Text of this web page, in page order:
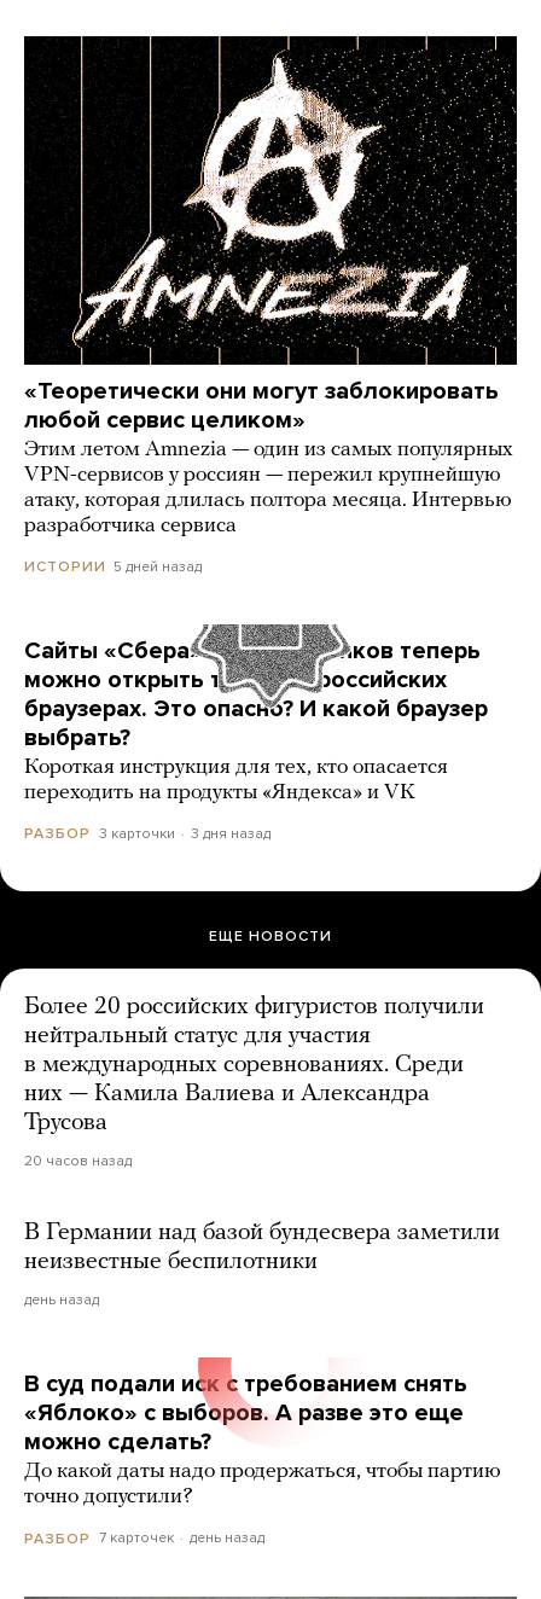
«Теоретически они могут заблокировать
любой сервис целиком»
Этим летом Amnezia — один из самых популярных
VPN-сервисов у россиян — пережил крупнейшую
атаку, которая длилась полтора месяца. Интервью
разработчика сервиса
ИСТОРИИ 5 дней назад
Сайты «Сбера» и других банков теперь
можно открыть только в российских
браузерах. Это опасно? И какой браузер
выбрать?
Короткая инструкция для тех, кто опасается
переходить на продукты «Яндекса» и VK
РАЗБОР 3 карточки 3 дня назад
ЕЩЕ НОВОСТИ
Более 20 российских фигуристов получили
нейтральный статус для участия
в международных соревнованиях. Среди
них — Камила Валиева и Александра
Трусова
20 часов назад
В Германии над базой бундесвера заметили
неизвестные беспилотники
день назад
В суд подали иск с требованием снять
«Яблоко» с выборов. А разве это еще
можно сделать?
До какой даты надо продержаться, чтобы партию
точно допустили?
РАЗБОР 7 карточек день назад